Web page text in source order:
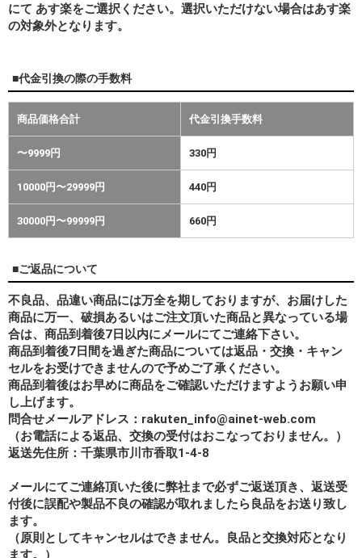
にて あす楽をご選択ください。選択いただけない場合はあす楽
の対象外となります。
■代金引換の際の手数料
商品価格合計 代金引換手数料
〜9999円 330円
10000円〜29999円 440円
30000円〜99999円 660円
■ご返品について
不良品、品違い商品には万全を期しておりますが、お届けした
商品に万一、破損あるいはご注文頂いた商品と異なっている場
合は、商品到着後7日以内にメールにてご連絡下さい。
商品到着後7日間を過ぎた商品については返品・交換・キャン
セルをお受けできませんので予めご了承ください。
商品到着後はお早めに商品をご確認いただけますようお願い申
し上げます。
問合せメールアドレス：rakuten_info@ainet-web.com
（お電話による返品、交換の受付はおこなっておりません。）
返送先住所：千葉県市川市香取1-4-8
メールにてご連絡頂いた後に弊社まで必ずご返送頂き、返送受
付後に誤配や製品不良の確認が取れましたら良品をお送り致し
ます。
（原則としてキャンセルはできません。良品と交換対応となり
ます。）